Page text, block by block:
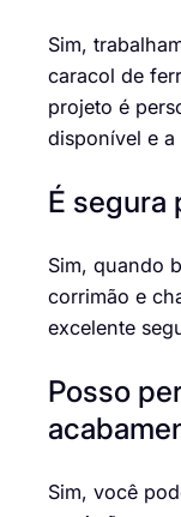
Sim,
caracol de
projeto é
disponível e a
É segura
Sim, quando
corrimão e
excelente
Posso
Sim, você